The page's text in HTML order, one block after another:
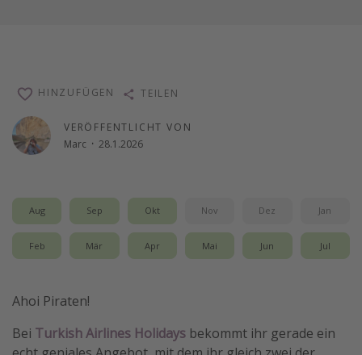
VERÖFFENTLICHT VON
Marc · 28.1.2026
HINZUFÜGEN TEILEN
Aug Sep Okt Nov Dez Jan
Feb Mär Apr Mai Jun Jul
Ahoi Piraten!
Bei Turkish Airlines Holidays bekommt ihr gerade ein